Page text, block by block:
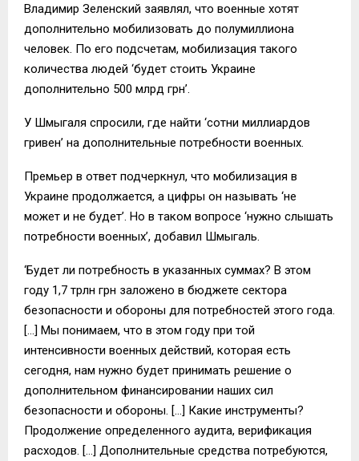
Владимир Зеленский заявлял, что военные хотят
дополнительно мобилизовать до полумиллиона
человек. По его подсчетам, мобилизация такого
количества людей ‘будет стоить Украине
дополнительно 500 млрд грн’.
У Шмыгаля спросили, где найти ‘сотни миллиардов
гривен’ на дополнительные потребности военных.
Премьер в ответ подчеркнул, что мобилизация в
Украине продолжается, а цифры он называть ‘не
может и не будет’. Но в таком вопросе ‘нужно слышать
потребности военных’, добавил Шмыгаль.
‘Будет ли потребность в указанных суммах? В этом
году 1,7 трлн грн заложено в бюджете сектора
безопасности и обороны для потребностей этого года.
[…] Мы понимаем, что в этом году при той
интенсивности военных действий, которая есть
сегодня, нам нужно будет принимать решение о
дополнительном финансировании наших сил
безопасности и обороны. […] Какие инструменты?
Продолжение определенного аудита, верификация
расходов. […] Дополнительные средства потребуются,